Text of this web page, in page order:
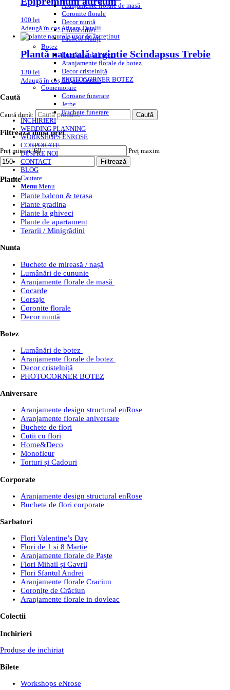
Aranjamente florale de masă
Coronite florale
Decor nuntă
Photocorner
Pachete Nunți
Botez
Lumânări de botez
Aranjamente florale de botez
Decor cristelniță
PHOTOCORNER BOTEZ
Comemorare
Coroane funerare
Jerbe
Buchete funerare
ÎNCHIRIERI
WEDDING PLANNING
WORKSHOPS ENROSE
CORPORATE
DESPRE NOI
CONTACT
BLOG
Cautare
Menu Menu
100 lei
Adaugă în coș Afișare Detalii
Plantă naturală argintie Scindapsus Trebie
130 lei
Adaugă în coș Afișare Detalii
Caută
Caută după: Caută
Filtrează după preț
Preț minim
Preț maxim
Filtrează
Plante
Plante balcon & terasa
Plante gradina
Plante la ghiveci
Plante de apartament
Terarii / Minigrădini
Nunta
Buchete de mireasă / nașă
Lumânări de cununie
Aranjamente florale de masă
Cocarde
Corsaje
Coronite florale
Decor nuntă
Botez
Lumânări de botez
Aranjamente florale de botez
Decor cristelniță
PHOTOCORNER BOTEZ
Aniversare
Aranjamente design structural enRose
Aranjamente florale aniversare
Buchete de flori
Cutii cu flori
Home&Deco
Monofleur
Torturi și Cadouri
Corporate
Aranjamente design structural enRose
Buchete de flori corporate
Sarbatori
Flori Valentine’s Day
Flori de 1 si 8 Martie
Aranjamente florale de Paște
Flori Mihail și Gavril
Flori Sfantul Andrei
Aranjamente florale Craciun
Coronițe de Crăciun
Aranjamente florale in dovleac
Colectii
Inchirieri
Produse de inchiriat
Bilete
Workshops eNrose